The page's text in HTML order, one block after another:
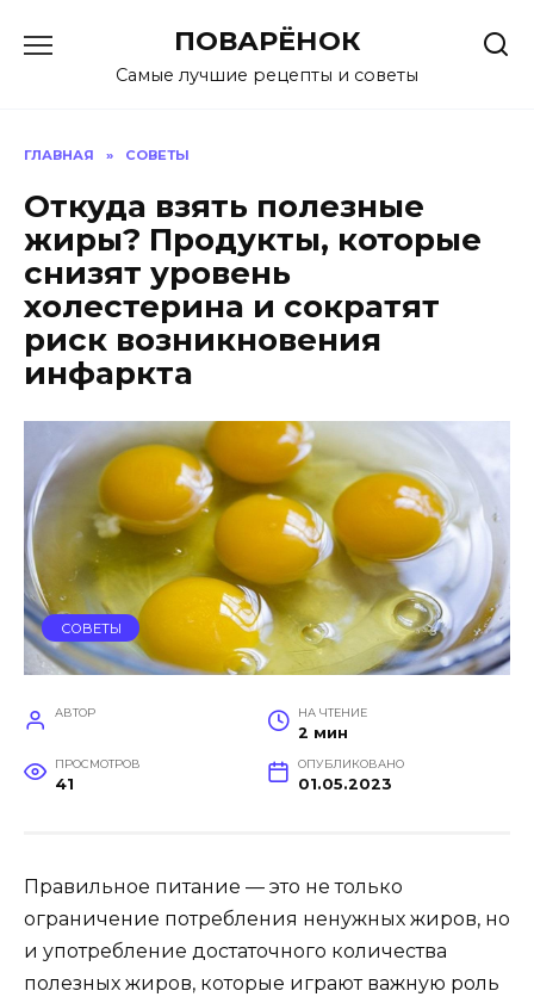
содержанию
ПОВАРЁНОК
Самые лучшие рецепты и советы
ГЛАВНАЯ » СОВЕТЫ
Откуда взять полезные
жиры? Продукты, которые
снизят уровень
холестерина и сократят
риск возникновения
инфаркта
СОВЕТЫ
АВТОР НА ЧТЕНИЕ
2 мин
ПРОСМОТРОВ
41
ОПУБЛИКОВАНО
01.05.2023
Правильное питание — это не только
ограничение потребления ненужных жиров, но
и употребление достаточного количества
полезных жиров, которые играют важную роль